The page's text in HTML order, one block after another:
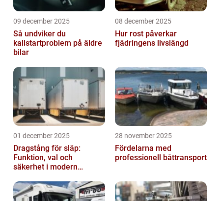
09 december 2025
Så undviker du
kallstartproblem på äldre
bilar
08 december 2025
Hur rost påverkar
fjädringens livslängd
01 december 2025
Dragstång för släp:
Funktion, val och
säkerhet i modern
28 november 2025
Fördelarna med
professionell båttransport